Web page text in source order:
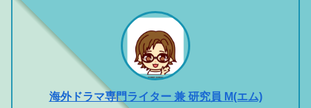
海外ドラマ専門ライター 兼 研究員 M(エム)